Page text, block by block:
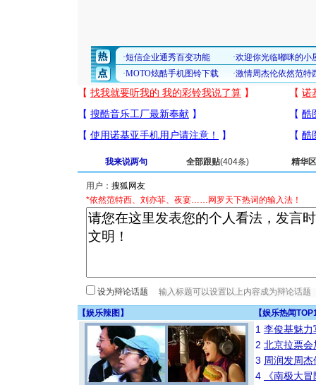
我来说两句 全部跟贴(404条) 精华区
用户：
*依然范特西、刘亦菲、夜宴……网罗天下热词的输入法！
设为辩论话题
【娱乐辣图 】 【娱乐热闻
1 李俊基魅力
2 北京拉票
3 周润发周
4
《南极大